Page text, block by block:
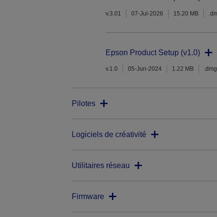
v.3.01 07-Jul-2026 15.20 MB
Epson Product Setup (v1.0)
v.1.0 05-Jun-2024 1.22 MB .dmg
Pilotes
Logiciels de créativité
Utilitaires réseau
Firmware